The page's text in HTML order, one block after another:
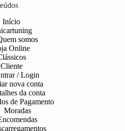
Início
somos
Online
Cliente
/ Login
nova conta
da conta
de Pagamento
Moradas